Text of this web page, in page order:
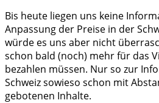
Bis heute liegen uns keine
Anpassung der Preise in der
würde es uns aber nicht
schon bald (noch) mehr für das
bezahlen müssen. Nur so zur
Schweiz sowieso schon mit
gebotenen Inhalte.